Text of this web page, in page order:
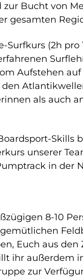
Bucht von
gesamten
Surfkurs (2h pro
Aufstehen
als auch
Skills
unserer
in der
8-10
Euch aus den
ihr außerdem
zur